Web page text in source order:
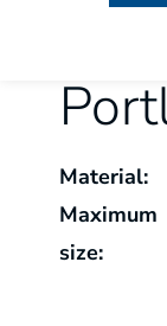
Material:
Maximum
size: